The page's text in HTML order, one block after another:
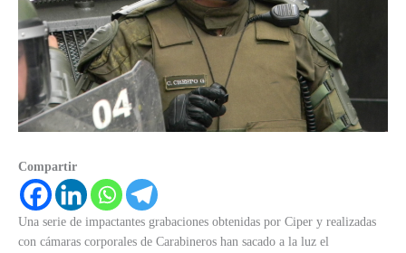
Compartir
Una serie de impactantes grabaciones obtenidas por Ciper y realizadas
con cámaras corporales de Carabineros han sacado a la luz el